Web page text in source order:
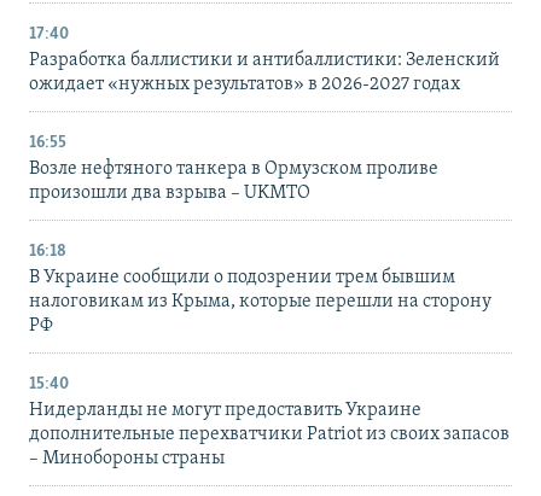
17:40
Разработка баллистики и антибаллистики: Зеленский
ожидает «нужных результатов» в 2026-2027 годах
16:55
Возле нефтяного танкера в Ормузском проливе
произошли два взрыва – UKMTO
16:18
В Украине сообщили о подозрении трем бывшим
налоговикам из Крыма, которые перешли на сторону
РФ
15:40
Нидерланды не могут предоставить Украине
дополнительные перехватчики Patriot из своих запасов
– Минобороны страны